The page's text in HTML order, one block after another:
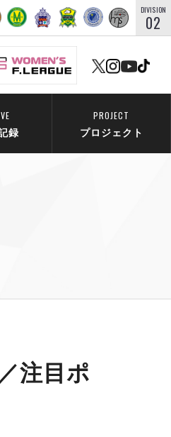
DIVISION
02
録
PROJECT
プロジェクト
注目ポ